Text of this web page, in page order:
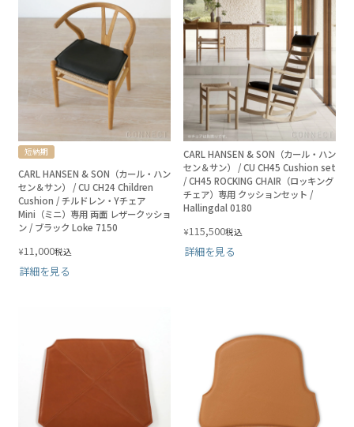
短納期
CARL HANSEN & SON（カール・ハン
セン＆サン） / CU CH24 Children
Cushion / チルドレン・Yチェア
Mini（ミニ）専用 両面 レザークッショ
ン / ブラック Loke 7150
¥11,000税込
詳細を見る
CARL HANSEN & SON（カール・ハン
セン＆サン） / CU CH45 Cushion set
/ CH45 ROCKING CHAIR（ロッキング
チェア）専用 クッションセット /
Hallingdal 0180
¥115,500税込
詳細を見る